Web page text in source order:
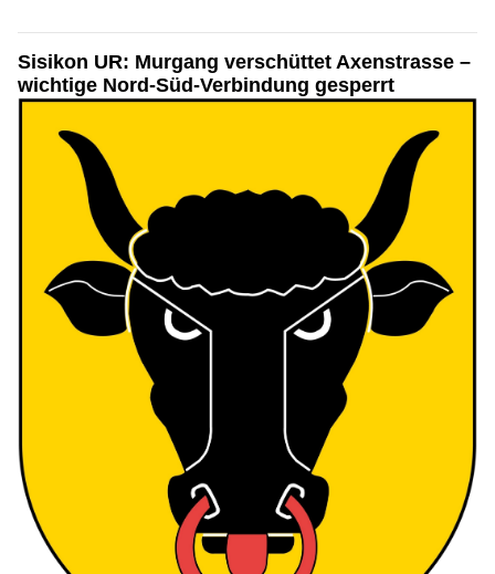
Sisikon UR: Murgang verschüttet Axenstrasse –
wichtige Nord-Süd-Verbindung gesperrt